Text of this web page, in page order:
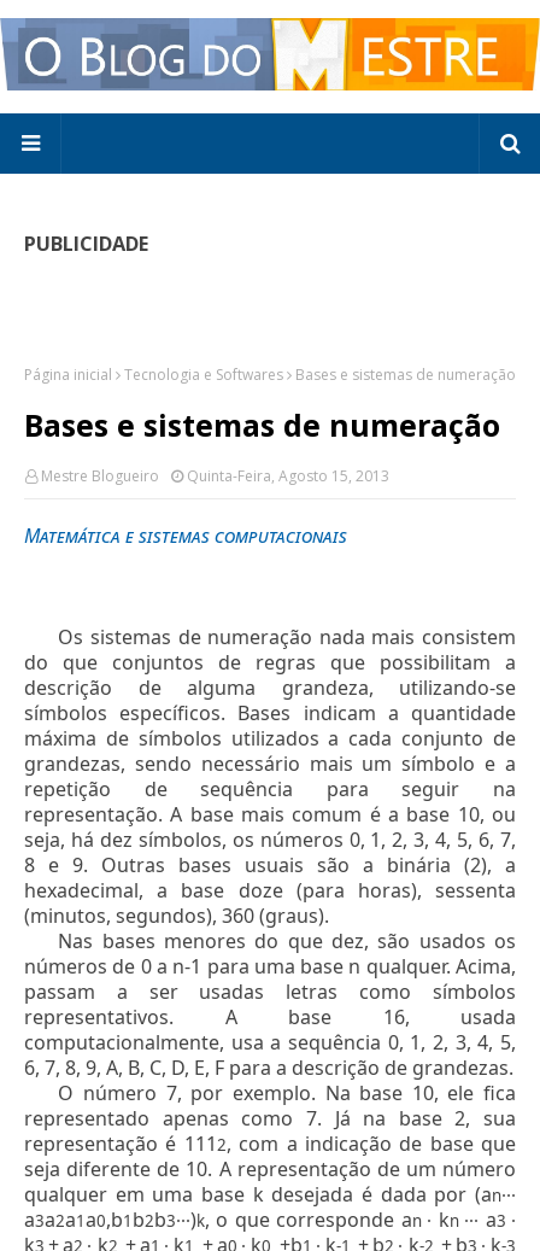
PUBLICIDADE
Página inicial Tecnologia e Softwares Bases e sistemas de numeração
Bases e sistemas de numeração
Mestre Blogueiro Quinta-Feira, Agosto 15, 2013
Matemática e sistemas computacionais
Os sistemas de numeração nada mais consistem
do que conjuntos de regras que possibilitam a
descrição de alguma grandeza, utilizando-se
símbolos específicos. Bases indicam a quantidade
máxima de símbolos utilizados a cada conjunto de
grandezas, sendo necessário mais um símbolo e a
repetição de sequência para seguir na
representação. A base mais comum é a base 10, ou
seja, há dez símbolos, os números 0, 1, 2, 3, 4, 5, 6, 7,
8 e 9. Outras bases usuais são a binária (2), a
hexadecimal, a base doze (para horas), sessenta
(minutos, segundos), 360 (graus).
Nas bases menores do que dez, são usados os
números de 0 a n-1 para uma base n qualquer. Acima,
passam a ser usadas letras como símbolos
representativos. A base 16, usada
computacionalmente, usa a sequência 0, 1, 2, 3, 4, 5,
6, 7, 8, 9, A, B, C, D, E, F para a descrição de grandezas.
O número 7, por exemplo. Na base 10, ele fica
representado apenas como 7. Já na base 2, sua
representação é 1112, com a indicação de base que
seja diferente de 10. A representação de um número
qualquer em uma base k desejada é dada por (an∙∙∙
a3a2a1a0,b1 b2b3∙∙∙)k, o que corresponde an ∙ kn ∙∙∙ a3 ∙
k3 +a2 ∙ k2 +a1 ∙ k1 +a0 ∙ k0 +b1 ∙ k-1 +b2 ∙ k-2 +b3 ∙ k-3